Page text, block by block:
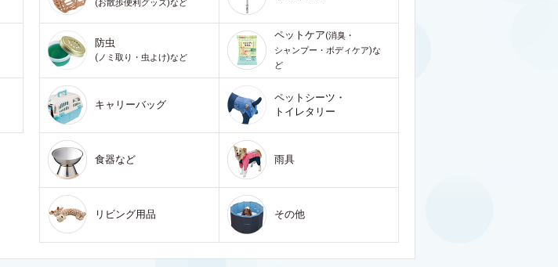
(お散歩便利グッズ)など
防虫
(ノミ取り・虫よけ)など
ペットケア(消臭・
シャンプー・ボディケア)な
ど
キャリーバッグ
ペットシーツ・
トイレタリー
食器など 雨具
リビング用品 その他